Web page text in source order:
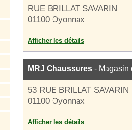
RUE BRILLAT SAVARIN
01100 Oyonnax
Afficher les détails
MRJ Chaussures - Magasin
53 RUE BRILLAT SAVARIN
01100 Oyonnax
Afficher les détails